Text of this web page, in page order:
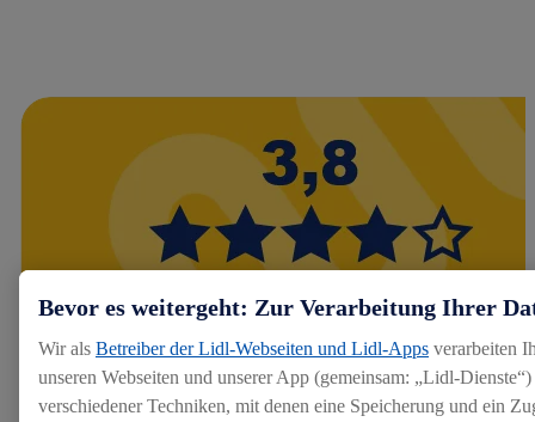
Bevor es weitergeht: Zur Verarbeitung Ihrer
Wir als Betreiber der Lidl-Webseiten und Lidl-Apps verarbeiten
unseren Webseiten und unserer App (gemeinsam: „Lidl-
verschiedener Techniken, mit denen eine Speicherung und ein